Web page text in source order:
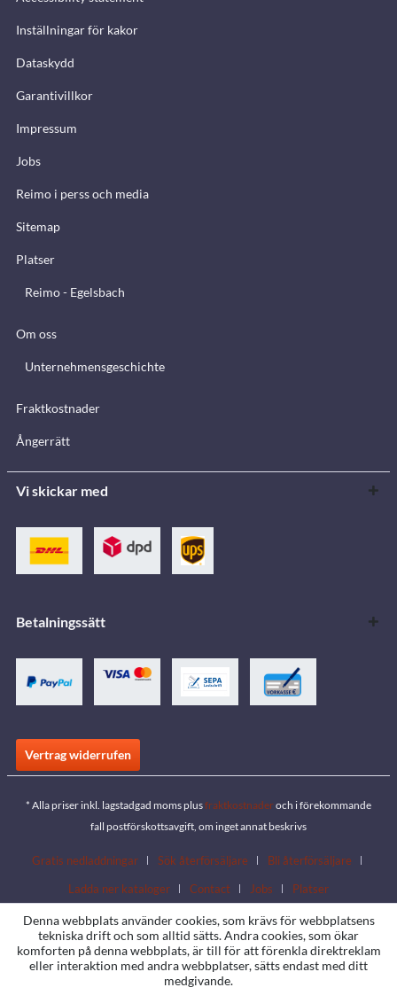
Inställningar för kakor
Dataskydd
Garantivillkor
Impressum
Jobs
Reimo i perss och media
Sitemap
Platser
Reimo - Egelsbach
Om oss
Unternehmensgeschichte
Fraktkostnader
Ångerrätt
Vi skickar med
Betalningssätt
Vertrag widerrufen
* Alla priser inkl. lagstadgad moms plusfraktkostnaderoch i förekommande
fall postförskottsavgift, om inget annat beskrivs
Gratis nedladdningar Sök återförsäljare
Bli återförsäljare
Ladda ner kataloger
Contact Jobs Platser
Denna webbplats använder cookies, som krävs för webbplatsens
tekniska drift och som alltid sätts. Andra cookies, som ökar
komforten på denna webbplats, är till för att förenkla direktreklam
eller interaktion med andra webbplatser, sätts endast med ditt
medgivande.